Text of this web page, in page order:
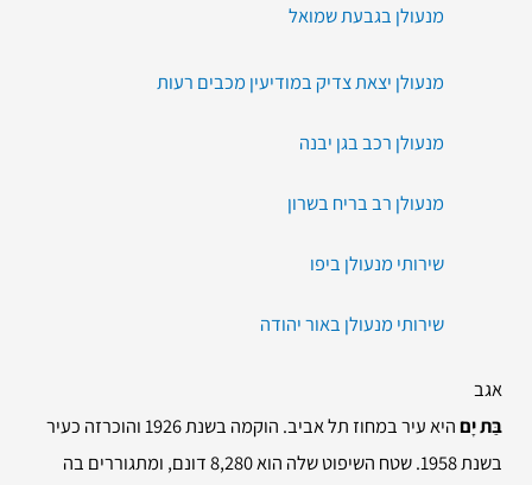
מנעולן בגבעת שמואל
מנעולן יצאת צדיק במודיעין מכבים רעות
מנעולן רכב בגן יבנה
מנעולן רב בריח בשרון
שירותי מנעולן ביפו
שירותי מנעולן באור יהודה
אגב
בַּת יָם
היא עיר במחוז תל אביב. הוקמה בשנת 1926 והוכרזה כעיר
בשנת 1958. שטח השיפוט שלה הוא 8,280 דונם, ומתגוררים בה